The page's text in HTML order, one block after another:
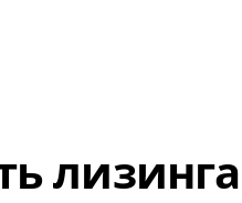
лизинга